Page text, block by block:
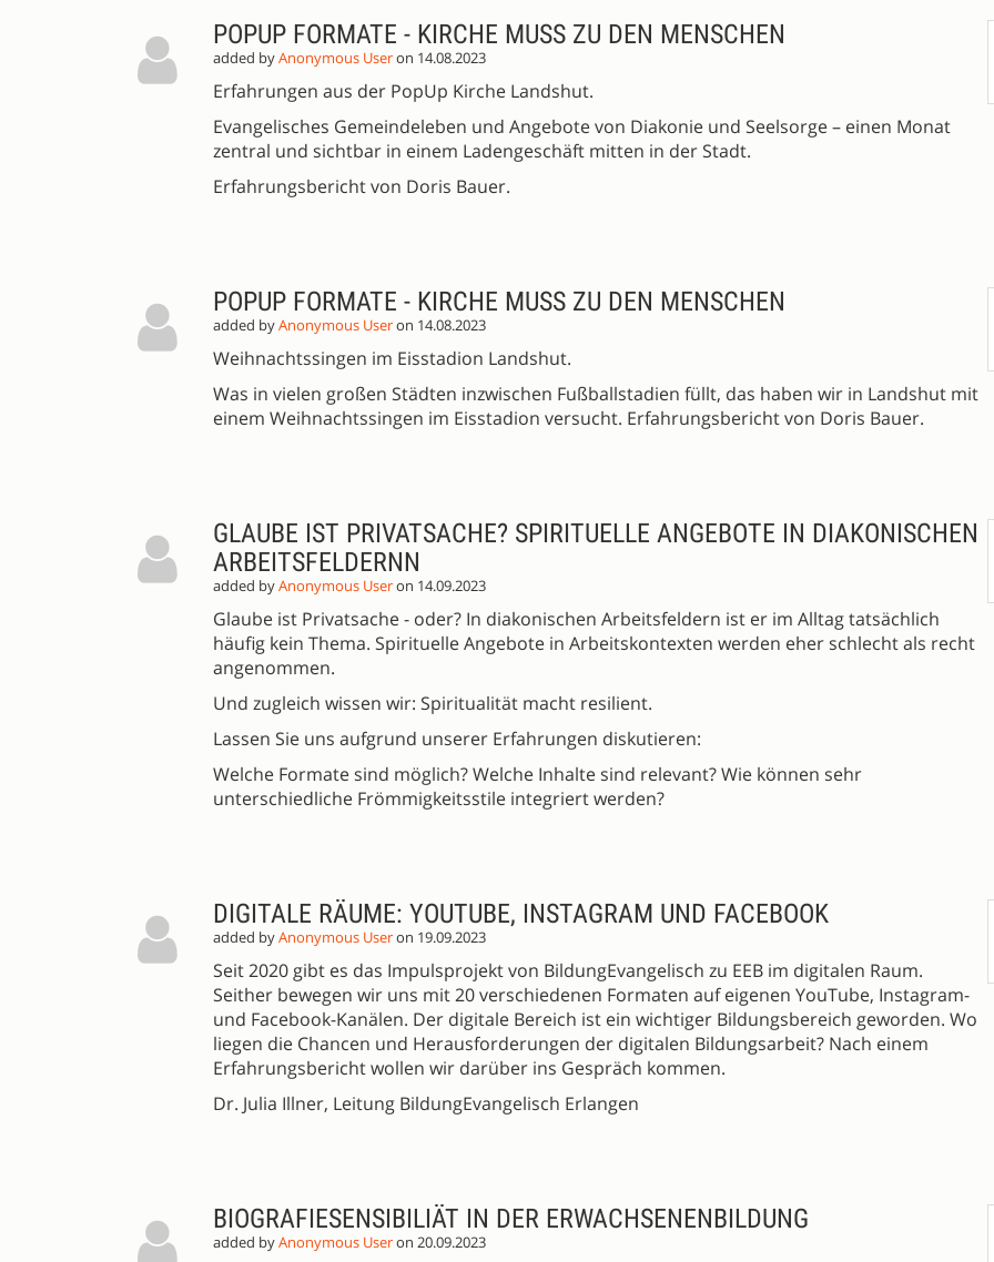
POPUP FORMATE - KIRCHE MUSS ZU DEN MENSCHEN
added byAnonymous Useron 14.08.2023
Erfahrungen aus der PopUp Kirche Landshut.
Evangelisches Gemeindeleben und Angebote von Diakonie und Seelsorge – einen Monat
zentral und sichtbar in einem Ladengeschäft mitten in der Stadt.
Erfahrungsbericht von Doris Bauer.
POPUP FORMATE - KIRCHE MUSS ZU DEN MENSCHEN
added byAnonymous Useron 14.08.2023
Weihnachtssingen im Eisstadion Landshut.
Was in vielen großen Städten inzwischen Fußballstadien füllt, das haben wir in Landshut mit
einem Weihnachtssingen im Eisstadion versucht. Erfahrungsbericht von Doris Bauer.
GLAUBE IST PRIVATSACHE? SPIRITUELLE ANGEBOTE IN DIAKONISCHEN
ARBEITSFELDERNN
added byAnonymous Useron 14.09.2023
Glaube ist Privatsache - oder? In diakonischen Arbeitsfeldern ist er im Alltag tatsächlich
häufig kein Thema. Spirituelle Angebote in Arbeitskontexten werden eher schlecht als recht
angenommen.
Und zugleich wissen wir: Spiritualität macht resilient.
Lassen Sie uns aufgrund unserer Erfahrungen diskutieren:
Welche Formate sind möglich? Welche Inhalte sind relevant? Wie können sehr
unterschiedliche Frömmigkeitsstile integriert werden?
DIGITALE RÄUME: YOUTUBE, INSTAGRAM UND FACEBOOK
added byAnonymous Useron 19.09.2023
Seit 2020 gibt es das Impulsprojekt von BildungEvangelisch zu EEB im digitalen Raum.
Seither bewegen wir uns mit 20 verschiedenen Formaten auf eigenen YouTube, Instagram-
und Facebook-Kanälen. Der digitale Bereich ist ein wichtiger Bildungsbereich geworden. Wo
liegen die Chancen und Herausforderungen der digitalen Bildungsarbeit? Nach einem
Erfahrungsbericht wollen wir darüber ins Gespräch kommen.
Dr. Julia Illner, Leitung BildungEvangelisch Erlangen
BIOGRAFIESENSIBILIÄT IN DER ERWACHSENENBILDUNG
added byAnonymous Useron 20.09.2023